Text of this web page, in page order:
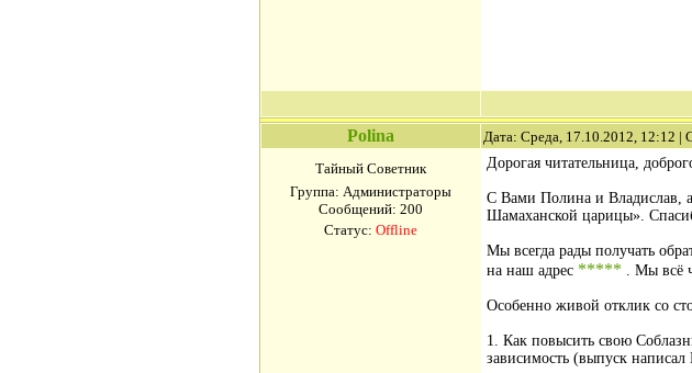
Polina Дата: Среда, 17.10.2012, 12:12 |
Тайный Советник
Группа: Администраторы
Сообщений: 200
Статус: Offline
Дорогая читательница,
С Вами Полина и Владислав,
Шамаханской царицы».
Мы всегда рады получать
на наш адрес ***** . Мы всё
Особенно живой отклик со
1. Как повысить свою
зависимость (выпуск написал